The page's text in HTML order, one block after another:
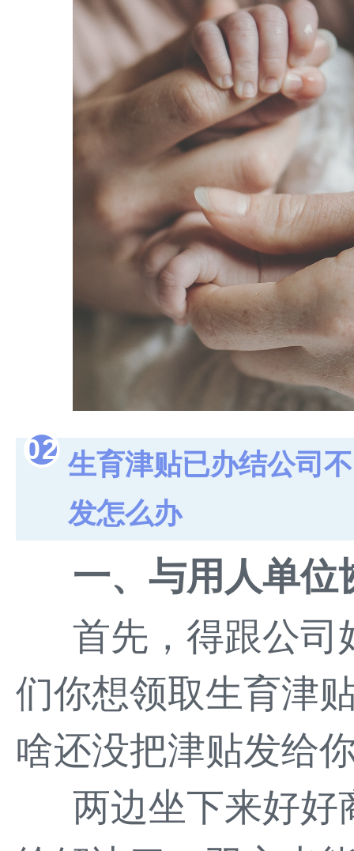
02 生育津贴已办结公司不
发怎么办
一、与用人单位
首先，得跟公司
们你想领取生育津
啥还没把津贴发给
两边坐下来好好